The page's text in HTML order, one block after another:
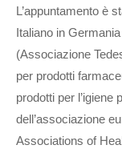
L’appuntamento è
Italiano in
(Associazione
per prodotti
prodotti per
dell’associazione
Associations of